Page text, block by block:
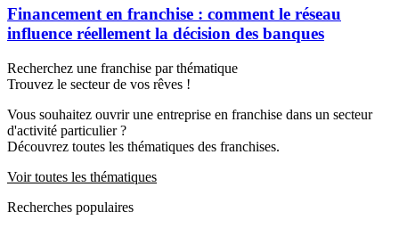
Financement en franchise : comment le réseau
influence réellement la décision des banques
Recherchez une franchise par thématique
Trouvez le secteur de vos rêves !
Vous souhaitez ouvrir une entreprise en franchise dans un secteur
d'activité particulier ?
Découvrez toutes les thématiques des franchises.
Voir toutes les thématiques
Recherches populaires